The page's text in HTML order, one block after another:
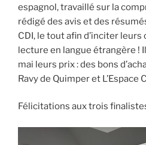
espagnol, travaillé sur la
rédigé des avis et des
CDI, le tout afin d’inciter leurs
lecture en langue étrangère !
mai leurs prix : des bons
Ravy de Quimper et L’Espace
Félicitations aux trois